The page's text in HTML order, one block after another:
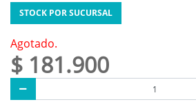
STOCK POR SUCURSAL
Agotado.
$ 181.900